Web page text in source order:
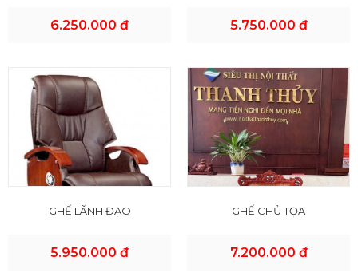
6.250.000 đ 5.750.000 đ
GHẾ LÃNH ĐẠO
5.950.000 đ
GHẾ CHỦ TỌA
7.200.000 đ